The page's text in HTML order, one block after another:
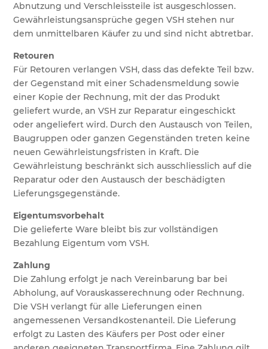
Abnutzung und Verschleissteile ist ausgeschlossen.
Gewährleistungsansprüche gegen VSH stehen nur
dem unmittelbaren Käufer zu und sind nicht abtretbar.
Retouren
Für Retouren verlangen VSH, dass das defekte Teil bzw.
der Gegenstand mit einer Schadensmeldung sowie
einer Kopie der Rechnung, mit der das Produkt
geliefert wurde, an VSH zur Reparatur eingeschickt
oder angeliefert wird. Durch den Austausch von Teilen,
Baugruppen oder ganzen Gegenständen treten keine
neuen Gewährleistungsfristen in Kraft. Die
Gewährleistung beschränkt sich ausschliesslich auf die
Reparatur oder den Austausch der beschädigten
Lieferungsgegenstände.
Eigentumsvorbehalt
Die gelieferte Ware bleibt bis zur vollständigen
Bezahlung Eigentum vom VSH.
Zahlung
Die Zahlung erfolgt je nach Vereinbarung bar bei
Abholung, auf Vorauskasserechnung oder Rechnung.
Die VSH verlangt für alle Lieferungen einen
angemessenen Versandkostenanteil. Die Lieferung
erfolgt zu Lasten des Käufers per Post oder einer